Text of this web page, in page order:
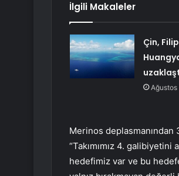
İlgili Makaleler
Çin,
Ağustos
Merinos deplasmanından
“Takımımız 4.
hedefimiz var ve bu